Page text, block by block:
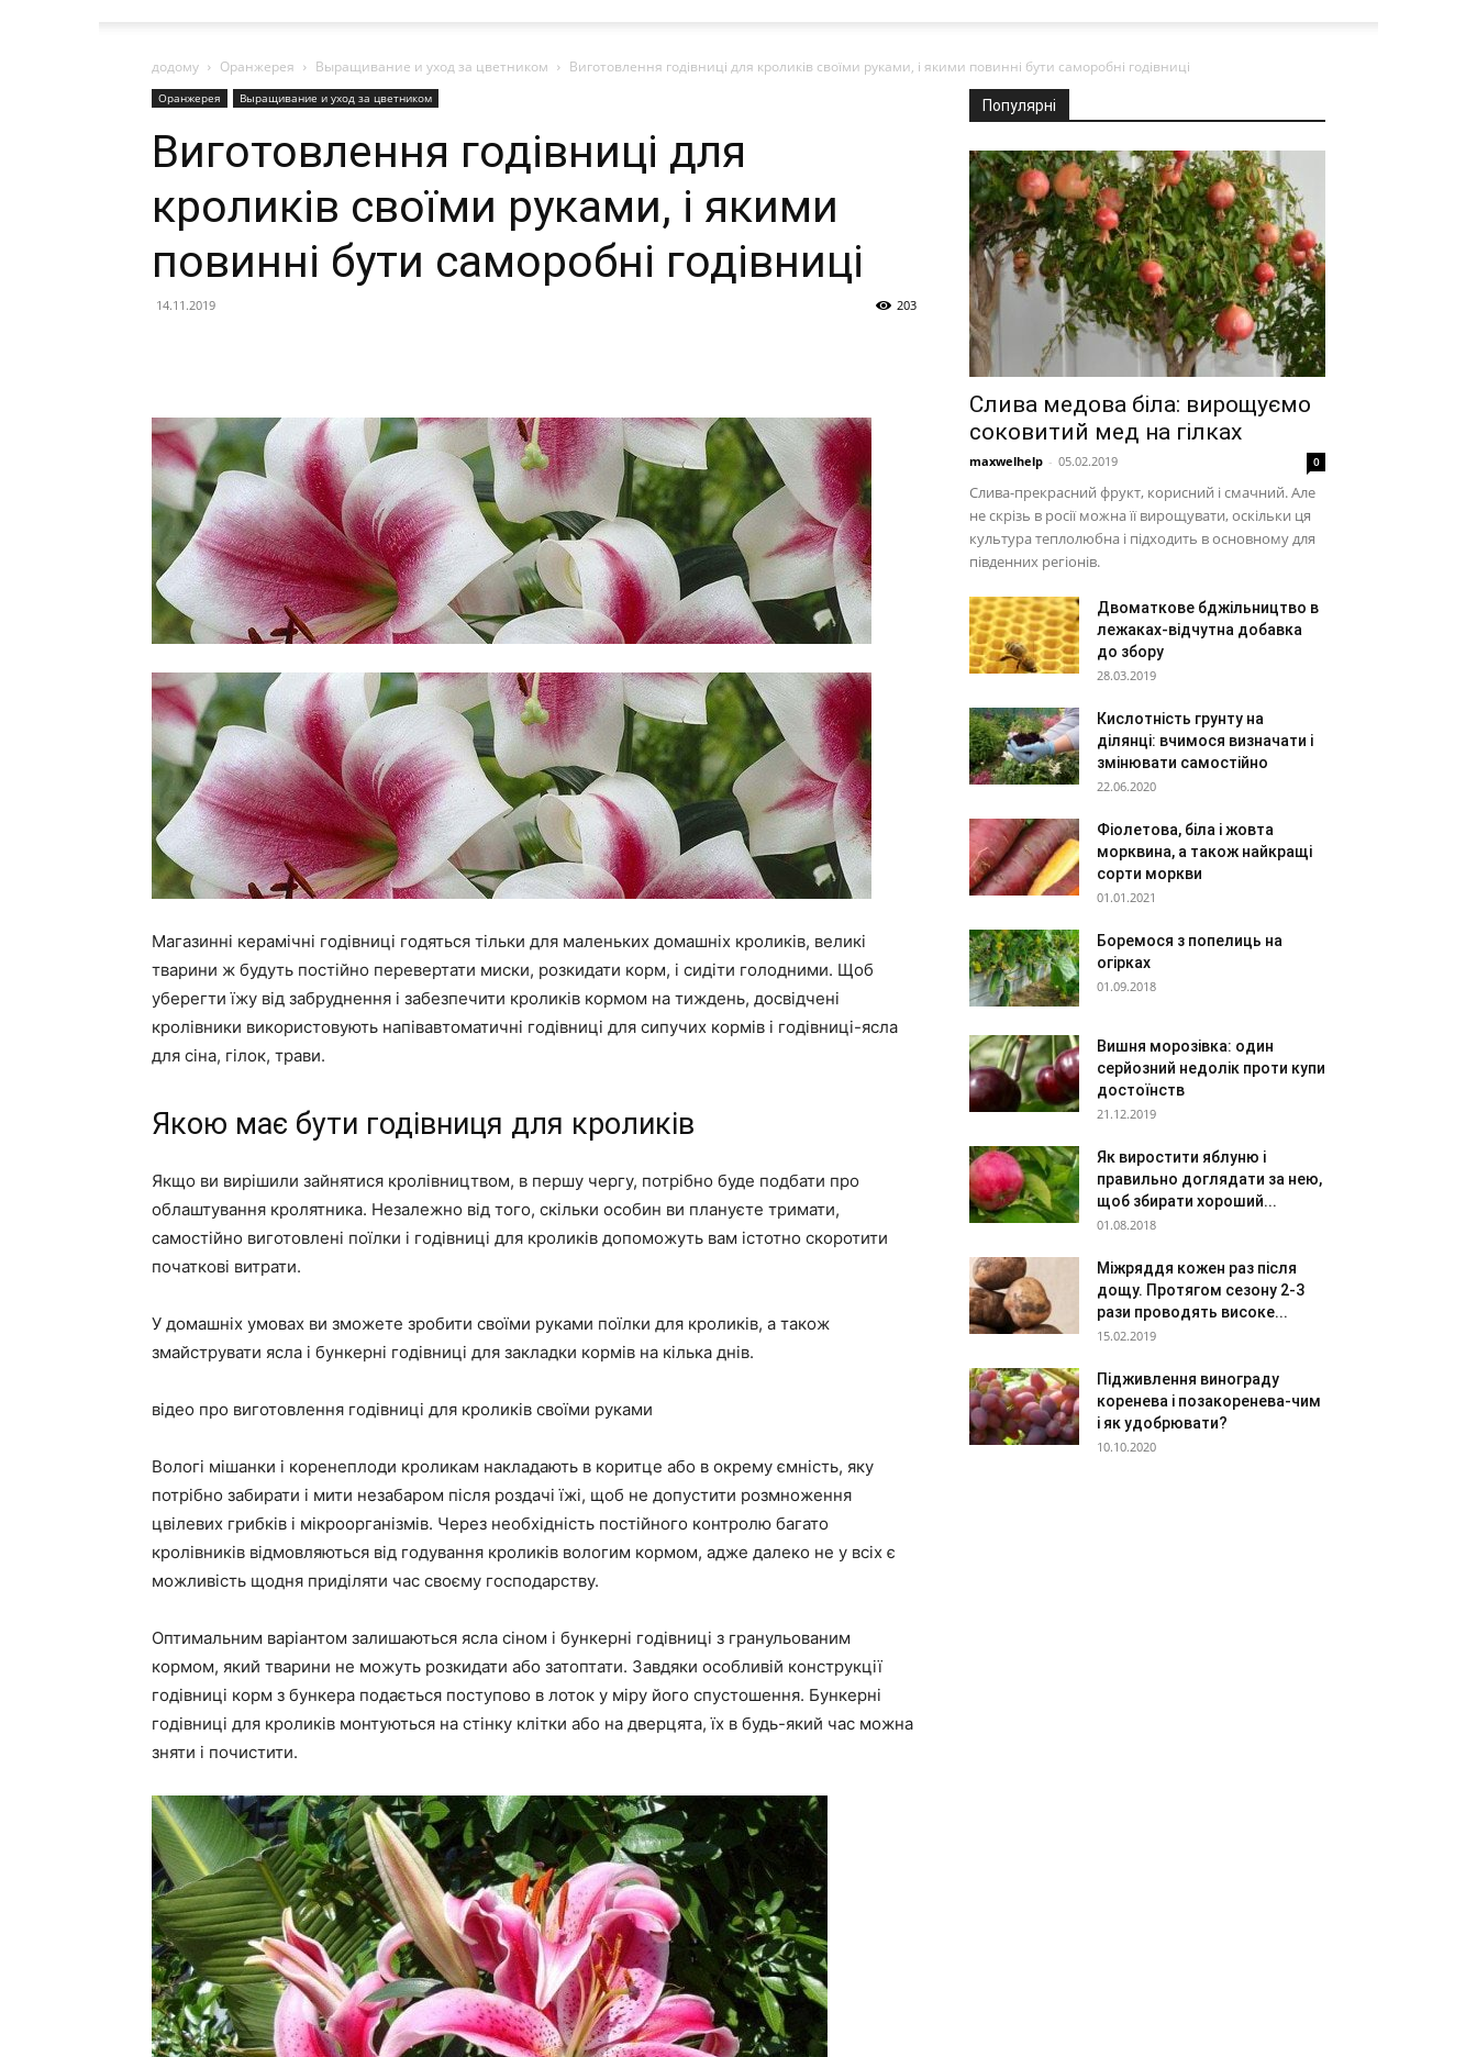
додому Оранжерея Выращивание и уход за цветником Виготовлення годівниці для кроликів своїми руками, і якими повинні бути саморобні годівниці
Оранжерея Выращивание и уход за цветником
Виготовлення годівниці для
кроликів своїми руками, і якими
повинні бути саморобні годівниці
14.11.2019 203
Магазинні керамічні годівниці годяться тільки для маленьких домашніх кроликів, великі
тварини ж будуть постійно перевертати миски, розкидати корм, і сидіти голодними. Щоб
уберегти їжу від забруднення і забезпечити кроликів кормом на тиждень, досвідчені
кролівники використовують напівавтоматичні годівниці для сипучих кормів і годівниці-ясла
для сіна, гілок, трави.
Якою має бути годівниця для кроликів
Якщо ви вирішили зайнятися кролівництвом, в першу чергу, потрібно буде подбати про
облаштування кролятника. Незалежно від того, скільки особин ви плануєте тримати,
самостійно виготовлені поїлки і годівниці для кроликів допоможуть вам істотно скоротити
початкові витрати.
У домашніх умовах ви зможете зробити своїми руками поїлки для кроликів, а також
змайструвати ясла і бункерні годівниці для закладки кормів на кілька днів.
відео про виготовлення годівниці для кроликів своїми руками
Вологі мішанки і коренеплоди кроликам накладають в коритце або в окрему ємність, яку
потрібно забирати і мити незабаром після роздачі їжі, щоб не допустити розмноження
цвілевих грибків і мікроорганізмів. Через необхідність постійного контролю багато
кролівників відмовляються від годування кроликів вологим кормом, адже далеко не у всіх є
можливість щодня приділяти час своєму господарству.
Оптимальним варіантом залишаються ясла сіном і бункерні годівниці з гранульованим
кормом, який тварини не можуть розкидати або затоптати. Завдяки особливій конструкції
годівниці корм з бункера подається поступово в лоток у міру його спустошення. Бункерні
годівниці для кроликів монтуються на стінку клітки або на дверцята, їх в будь-який час можна
зняти і почистити.
Популярні
Слива медова біла: вирощуємо
соковитий мед на гілках
maxwelhelp - 05.02.2019 0
Слива-прекрасний фрукт, корисний і смачний. Але
не скрізь в росії можна її вирощувати, оскільки ця
культура теплолюбна і підходить в основному для
південних регіонів.
Двоматкове бджільництво в
лежаках-відчутна добавка
до збору
28.03.2019
Кислотність грунту на
ділянці: вчимося визначати і
змінювати самостійно
22.06.2020
Фіолетова, біла і жовта
морквина, а також найкращі
сорти моркви
01.01.2021
Боремося з попелиць на
огірках
01.09.2018
Вишня морозівка: один
серйозний недолік проти купи
достоїнств
21.12.2019
Як виростити яблуню і
правильно доглядати за нею,
щоб збирати хороший...
01.08.2018
Міжряддя кожен раз після
дощу. Протягом сезону 2-3
рази проводять високе...
15.02.2019
Підживлення винограду
коренева і позакоренева-чим
і як удобрювати?
10.10.2020